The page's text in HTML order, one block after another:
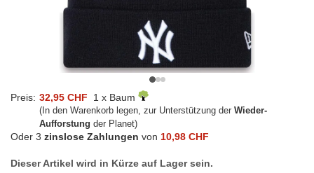
Preis: 32,95 CHF 1 x Baum
(In den Warenkorb legen, zur Unterstützung der Wieder-
Aufforstung der Planet)
Oder 3 zinslose Zahlungen von 10,98 CHF
Dieser Artikel wird in Kürze auf Lager sein.